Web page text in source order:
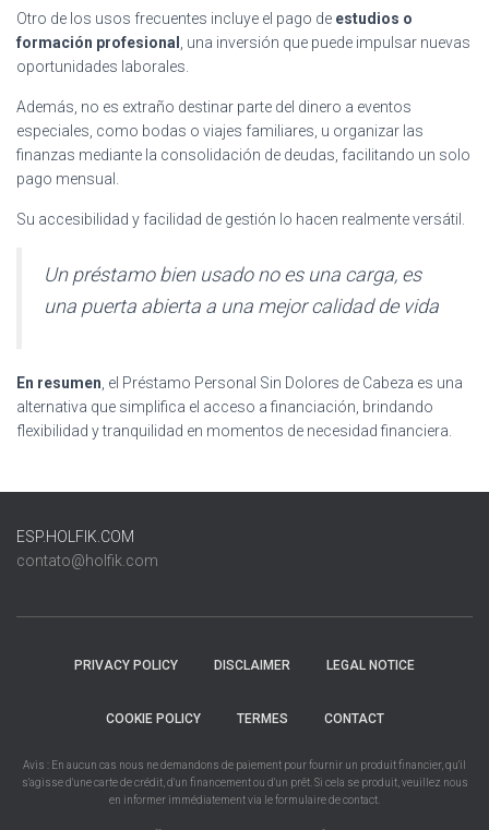
Otro de los usos frecuentes incluye el pago de estudios o
formación profesional , una inversión que puede impulsar nuevas
oportunidades laborales.
Además, no es extraño destinar parte del dinero a eventos
especiales, como bodas o viajes familiares, u organizar las
finanzas mediante la consolidación de deudas, facilitando un solo
pago mensual.
Su accesibilidad y facilidad de gestión lo hacen realmente versátil.
Un préstamo bien usado no es una carga, es
una puerta abierta a una mejor calidad de vida
En resumen, el Préstamo Personal Sin Dolores de Cabeza es una
alternativa que simplifica el acceso a financiación, brindando
flexibilidad y tranquilidad en momentos de necesidad financiera.
ESP.HOLFIK.COM
contato@holfik.com
PRIVACY POLICY DISCLAIMER LEGAL NOTICE
COOKIE POLICY TERMES CONTACT
Avis : En aucun cas nous ne demandons de paiement pour fournir un produit financier, qu'il
s'agisse d'une carte de crédit, d'un financement ou d'un prêt. Si cela se produit, veuillez nous
en informer immédiatement via le formulaire de contact.